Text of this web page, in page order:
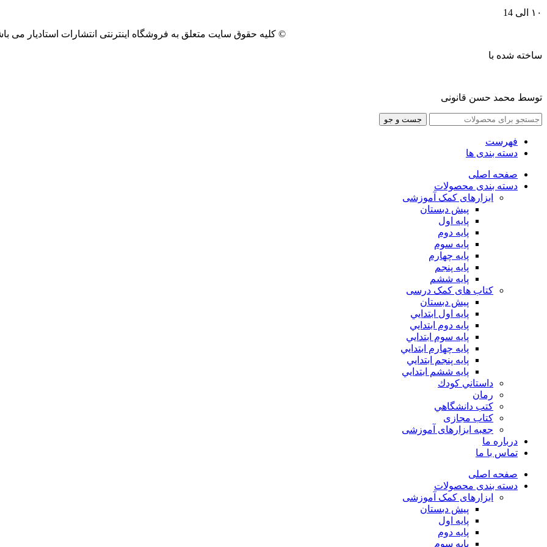
۱۰ الی 14
© کلیه حقوق سایت متعلق به فروشگاه اینترنتی انتشارات استادیار می
ساخته شده با
توسط محمد حسن قانونی
جست و جو
فهرست
دسته بندی ها
صفحه اصلی
دسته بندی محصولات
ابزارهای کمک آموزشی
پیش دبستان
پایه اول
پایه دوم
پایه سوم
پایه چهارم
پايه پنجم
پایه ششم
کتاب های کمک درسی
پیش دبستان
پايه اول ابتدايي
پايه دوم ابتدايي
پايه سوم ابتدايي
پايه چهارم ابتدايي
پايه پنجم ابتدايي
پايه ششم ابتدايي
داستاني كودك
رمان
كتب دانشگاهي
کتاب مجازی
جعبه ابزارهای آموزشی
درباره ما
تماس با ما
صفحه اصلی
دسته بندی محصولات
ابزارهای کمک آموزشی
پیش دبستان
پایه اول
پایه دوم
پایه سوم